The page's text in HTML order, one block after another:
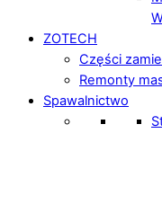
ZOTECH
Części
Remonty
Spawalnictwo